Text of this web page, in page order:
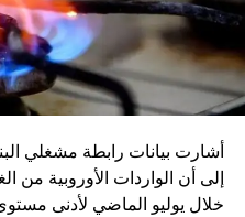
إلى أن الواردات الأوروبية من
خلال يوليو الماضي لأدنى